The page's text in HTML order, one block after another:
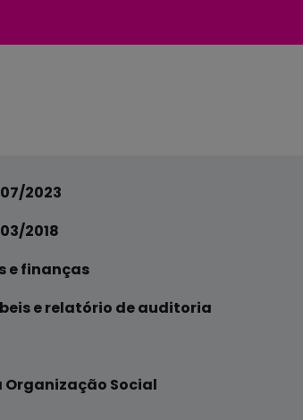
2023
2018
e finanças
e relatório de auditoria
Social